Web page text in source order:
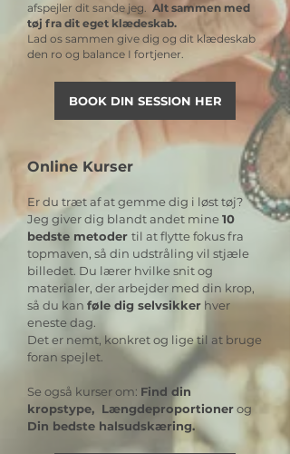
afspejler dit sande jeg. Alt sammen med
tøj fra dit eget klædeskab.
Lad os sammen give dig og dit klædeskab
den ro og balance I fortjener.
BOOK DIN SESSION HER
Online Kurser
Er du træt af at gemme dig i løst tøj?
Jeg giver dig blandt andet mine10
bedste metoder til at flytte fokus fra
topmaven, så din udstråling vil stjæle
billedet. Du lærer hvilke snit og
materialer, der arbejder med din krop,
så du kan føle dig selvsikker hver
eneste dag.
Det er nemt, konkret og lige til at bruge
foran spejlet.
Se også kurser om: Find din
kropstype, Længdeproportionerog
Din bedste halsudskæring.